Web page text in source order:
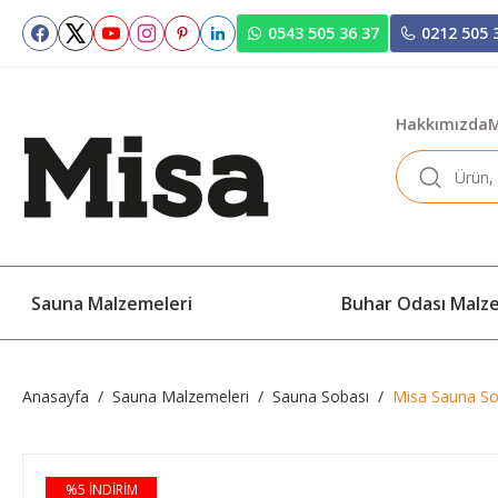
0543 505 36 37 0212 505
Hakkımızda
Sauna Malzemeleri Buhar Odası
Anasayfa Sauna Malzemeleri Sauna Sobası Misa Sauna
%5 İNDİRİM